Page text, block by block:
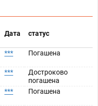
Дата статус
*** Погашена
***
Достроково
погашена
*** Погашена